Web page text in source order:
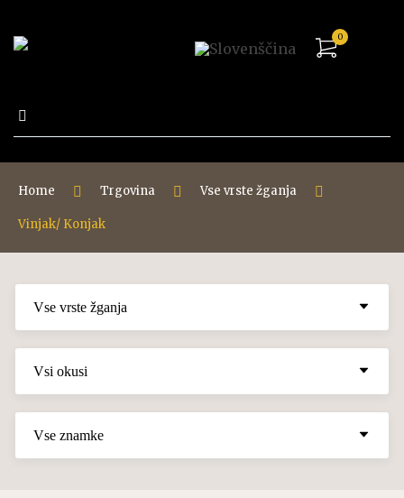
Išči:
0
Home Trgovina Vse vrste žganja
Vinjak/ Konjak